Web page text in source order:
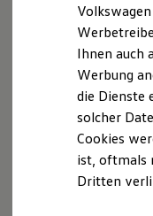
Golf
ID.
R-
GTI
we drive
Besitzer und
Software
Service und
Umsatzsteuer-
USt-ID-Nr.:
Inhaltlich
Heinz-Dieter
Bochum
Eintrag im
Ihnen auch
Werbung
die Dienste
solcher
Cookies
ist, oftmals
Dritten